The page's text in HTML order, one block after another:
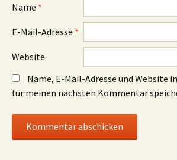
Name *
E-Mail-Adresse *
Website
Name, E-Mail-Adresse und Website
für meinen nächsten Kommentar